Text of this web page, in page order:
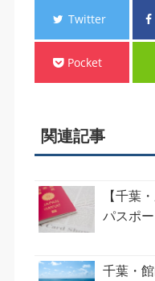
Twitter
Pocket
関連記事
【千葉
パスポ
千葉・